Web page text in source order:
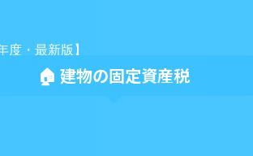
度・最新版】
🏠 建物の固定資産税